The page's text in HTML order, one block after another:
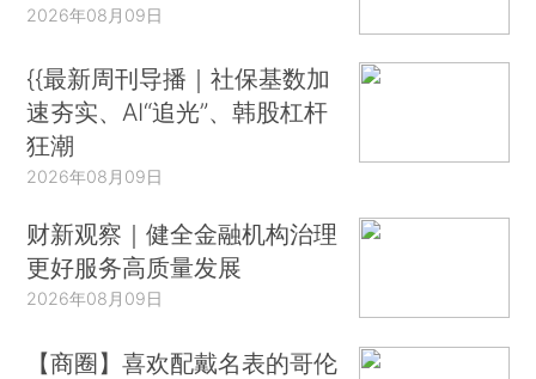
2026年08月09日
{{最新周刊导播｜社保基数加
速夯实、AI“追光”、韩股杠杆
狂潮
2026年08月09日
财新观察｜健全金融机构治理
更好服务高质量发展
2026年08月09日
【商圈】喜欢配戴名表的哥伦